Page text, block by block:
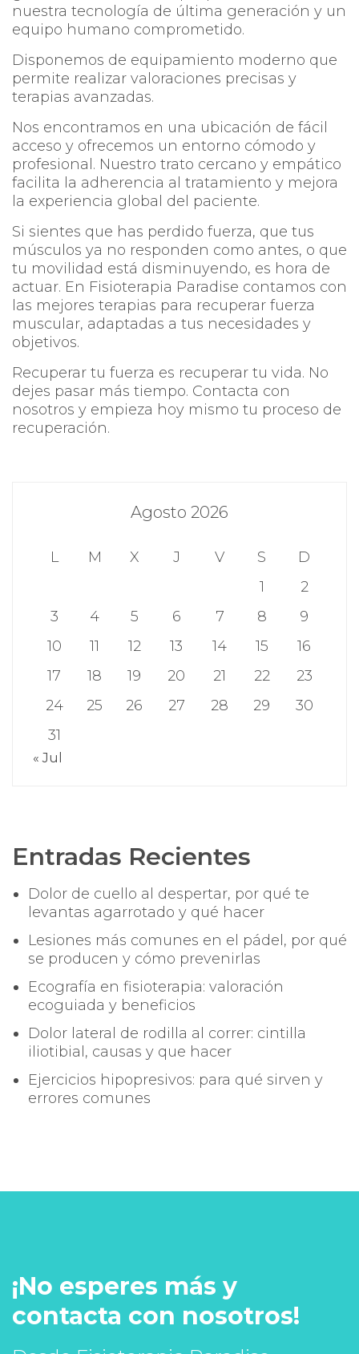
nuestra tecnología de última generación y un
equipo humano comprometido.
Disponemos de equipamiento moderno que
permite realizar valoraciones precisas y
terapias avanzadas.
Nos encontramos en una ubicación de fácil
acceso y ofrecemos un entorno cómodo y
profesional. Nuestro trato cercano y empático
facilita la adherencia al tratamiento y mejora
la experiencia global del paciente.
Si sientes que has perdido fuerza, que tus
músculos ya no responden como antes, o que
tu movilidad está disminuyendo, es hora de
actuar. En Fisioterapia Paradise contamos con
las mejores terapias para recuperar fuerza
muscular, adaptadas a tus necesidades y
objetivos.
Recuperar tu fuerza es recuperar tu vida. No
dejes pasar más tiempo. Contacta con
nosotros y empieza hoy mismo tu proceso de
recuperación.
Agosto 2026
L M X J V S
D
1
2
3
4 5 6 7 8
9
10
11 12 13 14 15
16
17
18 19 20 21 22
23
24
25 26 27 28 29
30
31
« Jul
Entradas Recientes
Dolor de cuello al despertar, por qué te
levantas agarrotado y qué hacer
Lesiones más comunes en el pádel, por qué
se producen y cómo prevenirlas
Ecografía en fisioterapia: valoración
ecoguiada y beneficios
Dolor lateral de rodilla al correr: cintilla
iliotibial, causas y que hacer
Ejercicios hipopresivos: para qué sirven y
errores comunes
¡No esperes más y
contacta con nosotros!